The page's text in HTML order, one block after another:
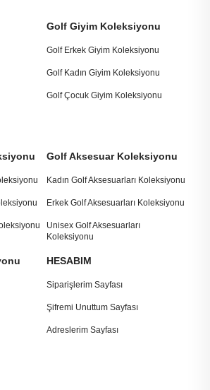
Golf Giyim Koleksiyonu
Golf Erkek Giyim Koleksiyonu
Golf Kadın Giyim Koleksiyonu
Golf Çocuk Giyim Koleksiyonu
Golf Aksesuar Koleksiyonu
Kadın Golf Aksesuarları Koleksiyonu
Erkek Golf Aksesuarları Koleksiyonu
Unisex Golf Aksesuarları
Koleksiyonu
HESABIM
Siparişlerim Sayfası
Şifremi Unuttum Sayfası
Adreslerim Sayfası